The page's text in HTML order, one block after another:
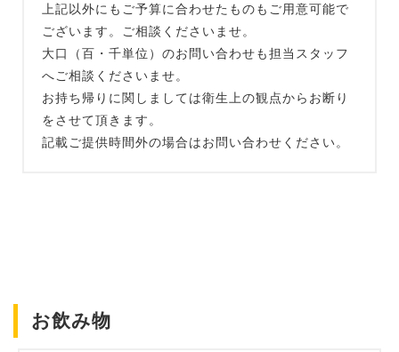
上記以外にもご予算に合わせたものもご用意可能で
ございます。ご相談くださいませ。
大口（百・千単位）のお問い合わせも担当スタッフ
へご相談くださいませ。
お持ち帰りに関しましては衛生上の観点からお断り
をさせて頂きます。
記載ご提供時間外の場合はお問い合わせください。
お飲み物